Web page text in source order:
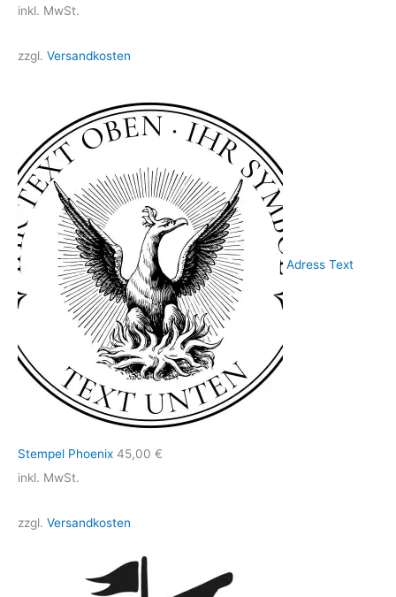
inkl. MwSt.
zzgl. Versandkosten
Adress Text
Stempel Phoenix 45,00 €
inkl. MwSt.
zzgl. Versandkosten